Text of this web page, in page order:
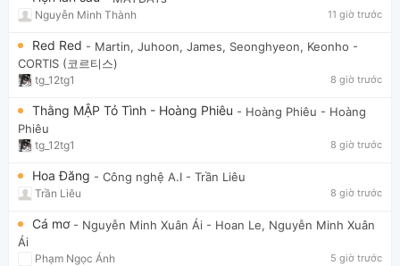
Nguyễn Minh Thành 11 giờ trước
Red Red - Martin, Juhoon, James, Seonghyeon, Keonho -
CORTIS (코르티스)
tg_12tg1 8 giờ trước
Thằng MẬP Tỏ Tình - Hoàng Phiêu - Hoàng Phiêu - Hoàng
Phiêu
tg_12tg1 8 giờ trước
Hoa Đăng - Công nghệ A.I - Trần Liêu
Trần Liêu 8 giờ trước
Cá mơ - Nguyễn Minh Xuân Ái - Hoan Le, Nguyễn Minh Xuân
Ái
Phạm Ngọc Ánh 5 giờ trước